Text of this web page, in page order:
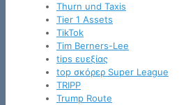
Thurn und Taxis
Tier 1 Assets
TikTok
Tim Berners-Lee
tips ευεξίας
top σκόρερ Super League
TRIPP
Trump Route